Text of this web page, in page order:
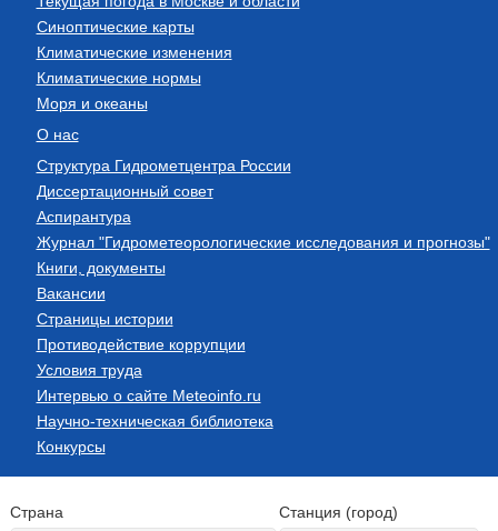
Синоптические карты
Климатические изменения
Климатические нормы
Моря и океаны
О нас
Структура Гидрометцентра России
Диссертационный совет
Аспирантура
Журнал "Гидрометеорологические исследования и прогнозы"
Книги, документы
Вакансии
Страницы истории
Противодействие коррупции
Условия труда
Интервью о сайте Meteoinfo.ru
Научно-техническая библиотека
Конкурсы
Страна Станция (город)